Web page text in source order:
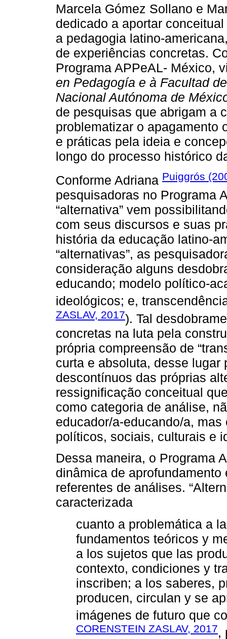
Marcela Gómez Sollano e
dedicado a aportar
a pedagogia latino-
de experiências concretas.
Programa APPeAL- México,
en Pedagogía e à Facultad
Nacional Autónoma de
de pesquisas que abrigam a
problematizar o apagamento
e práticas pela ideia e
longo do processo histórico
Conforme Adriana Puiggrós
pesquisadoras no Programa
“alternativa” vem
com seus discursos e suas
história da educação latino-
“alternativas”, as
consideração alguns
educando; modelo político-
ideológicos; e,
ZASLAV, 2017). Tal
concretas na luta pela
própria compreensão de
curta e absoluta, desse
descontínuos das próprias
ressignificação conceitual
como categoria de análise,
educador/a-educando/a,
políticos, sociais, culturais e
Dessa maneira, o Programa
dinâmica de
referentes de análises.
caracterizada
cuanto a problemática a
fundamentos teóricos y
a los sujetos que las
contexto, condiciones y
inscriben; a los saberes,
producen, circulan y se
imágenes de futuro que
CORENSTEIN ZASLAV, 2017,